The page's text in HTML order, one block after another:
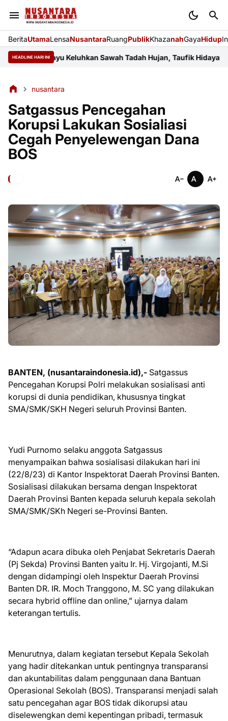
BeritaUtamaLensaNusantaraRuangPublikKhazanahGayaHidup
HEADLINE HARI INIKeluhkan Sawah Tadah Hujan, Taufik Hidayat Janji
nusantara
Satgassus Pencegahan
Korupsi Lakukan Sosialiasi
Cegah Penyelewengan Dana
BOS
BANTEN, (nusantaraindonesia.id),- Satgassus
Pencegahan Korupsi Polri melakukan sosialisasi anti
korupsi di dunia pendidikan, khususnya tingkat
SMA/SMK/SKH Negeri seluruh Provinsi Banten.
Yudi Purnomo selaku anggota Satgassus
menyampaikan bahwa sosialisasi dilakukan hari ini
(22/8/23) di Kantor Inspektorat Daerah Provinsi Banten.
Sosialisasi dilakukan bersama dengan Inspektorat
Daerah Provinsi Banten kepada seluruh kepala sekolah
SMA/SMK/SKh Negeri se-Provinsi Banten.
“Adapun acara dibuka oleh Penjabat Sekretaris Daerah
(Pj Sekda) Provinsi Banten yaitu Ir. Hj. Virgojanti, M.Si
dengan didampingi oleh Inspektur Daerah Provinsi
Banten DR. IR. Moch Tranggono, M. SC yang dilakukan
secara hybrid offline dan online,” ujarnya dalam
keterangan tertulis.
Menurutnya, dalam kegiatan tersebut Kepala Sekolah
yang hadir ditekankan untuk pentingnya transparansi
dan akuntabilitas dalam penggunaan dana Bantuan
Operasional Sekolah (BOS). Transparansi menjadi salah
satu pencegahan agar BOS tidak dikorupsi atau
diselewengkan demi kepentingan pribadi, termasuk